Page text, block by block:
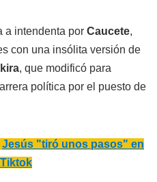
a intendenta por Caucete,
con una insólita versión de
, que modificó para
política por el puesto de
Jesús "tiró unos pasos" en